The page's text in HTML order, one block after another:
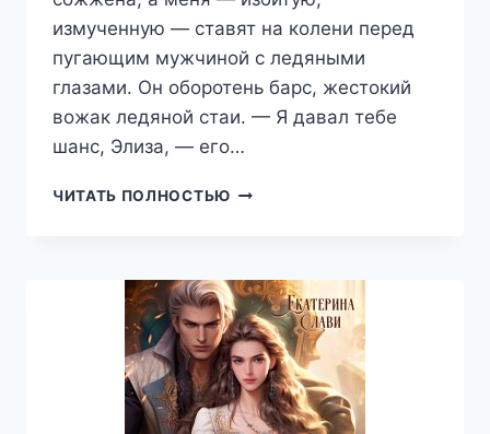
измученную — ставят на колени перед
пугающим мужчиной с ледяными
глазами. Он оборотень барс, жестокий
вожак ледяной стаи. — Я давал тебе
шанс, Элиза, — его…
ЧИТАТЬ ПОЛНОСТЬЮ ИСКУПЛЕНИЕ